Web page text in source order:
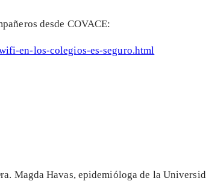
desde COVACE:
en-los-colegios-es-seguro.html
Magda Havas, epidemióloga de la